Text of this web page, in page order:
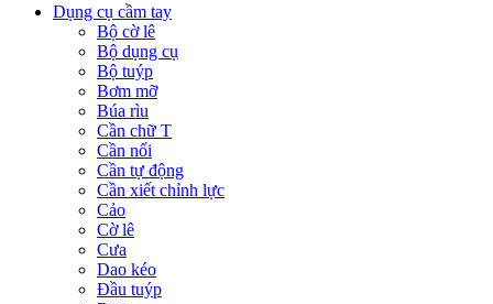
Dụng cụ cầm tay
Bộ cờ lê
Bộ dụng cụ
Bộ tuýp
Bơm mỡ
Búa rìu
Cần chữ T
Cần nối
Cần tự động
Cần xiết chỉnh lực
Cảo
Cờ lê
Cưa
Dao kéo
Đầu tuýp